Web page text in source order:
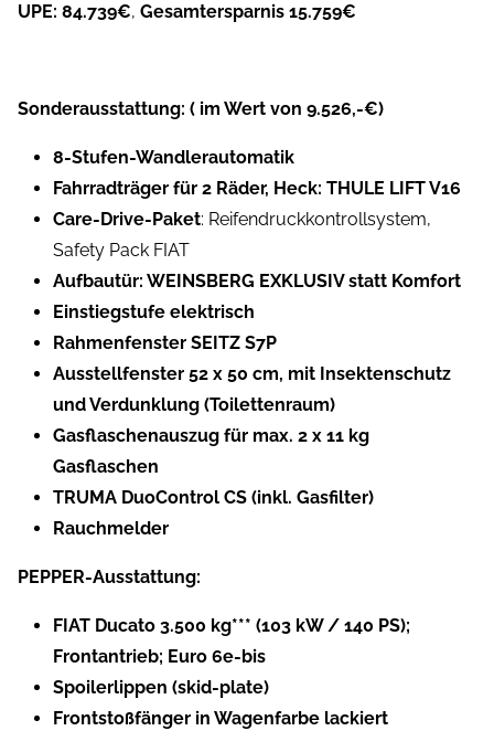
UPE: 84.739€, Gesamtersparnis 15.759€
Sonderausstattung: ( im Wert von 9.526,-€)
8-Stufen-Wandlerautomatik
Fahrradträger für 2 Räder, Heck: THULE LIFT V16
Care-Drive-Paket: Reifendruckkontrollsystem,
Safety Pack FIAT
Aufbautür: WEINSBERG EXKLUSIV statt Komfort
Einstiegstufe elektrisch
Rahmenfenster SEITZ S7P
Ausstellfenster 52 x 50 cm, mit Insektenschutz
und Verdunklung (Toilettenraum)
Gasflaschenauszug für max. 2 x 11 kg
Gasflaschen
TRUMA DuoControl CS (inkl. Gasfilter)
Rauchmelder
PEPPER-Ausstattung:
FIAT Ducato 3.500 kg*** (103 kW / 140 PS);
Frontantrieb; Euro 6e-bis
Spoilerlippen (skid-plate)
Frontstoßfänger in Wagenfarbe lackiert